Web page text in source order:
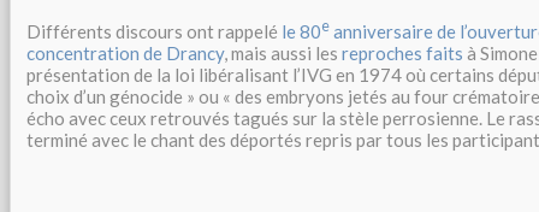
Différents discours ont rappelé le 80e anniversaire de
concentration de Drancy, mais aussi les reproches faits à
présentation de la loi libéralisant l’IVG en 1974 où certains
choix d’un génocide » ou « des embryons jetés au four crématoire
écho avec ceux retrouvés tagués sur la stèle perrosienne. Le
terminé avec le chant des déportés repris par tous les